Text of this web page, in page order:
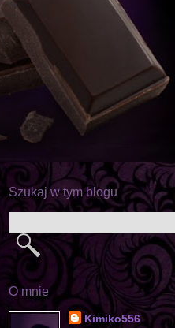
Szukaj w tym blogu
O mnie
Kimiko556